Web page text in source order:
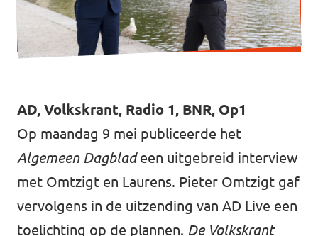
AD, Volkskrant, Radio 1, BNR, Op1
Op maandag 9 mei publiceerde het
Algemeen Dagbladeen uitgebreid interview
met Omtzigt en Laurens. Pieter Omtzigt gaf
vervolgens in de uitzending van AD Live een
toelichting op de plannen. De Volkskrant